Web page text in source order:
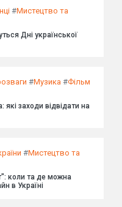
#Мистецтво та
Дні української
#Музика #Фільм
заходи відвідати на
#Мистецтво та
коли та де можна
в Україні